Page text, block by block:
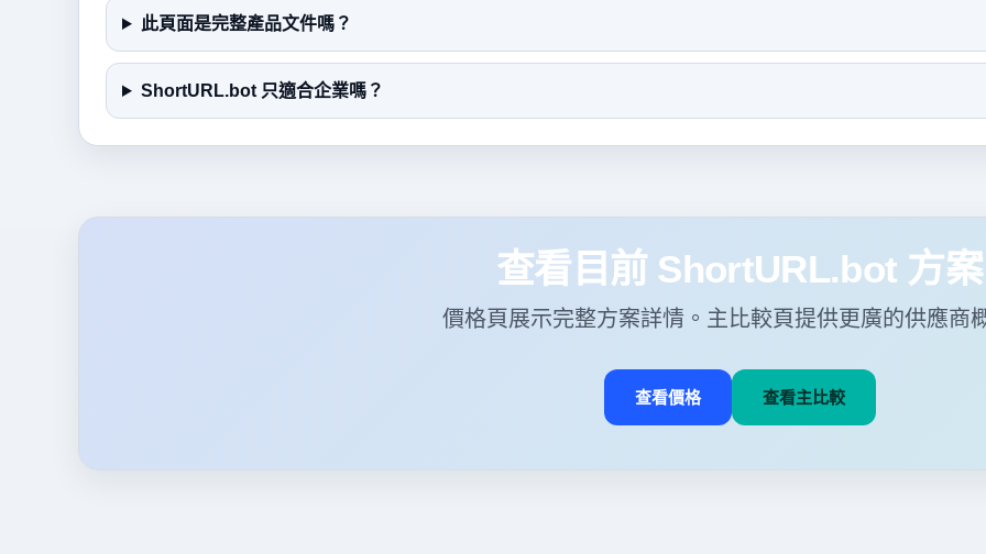
此頁面是完整產品文件嗎？
ShortURL.bot 只適合企業嗎？
查看目前 ShortURL.bot 方案
價格頁展示完整方案詳情。主比較頁提供更廣的供應商
查看價格 查看主比較